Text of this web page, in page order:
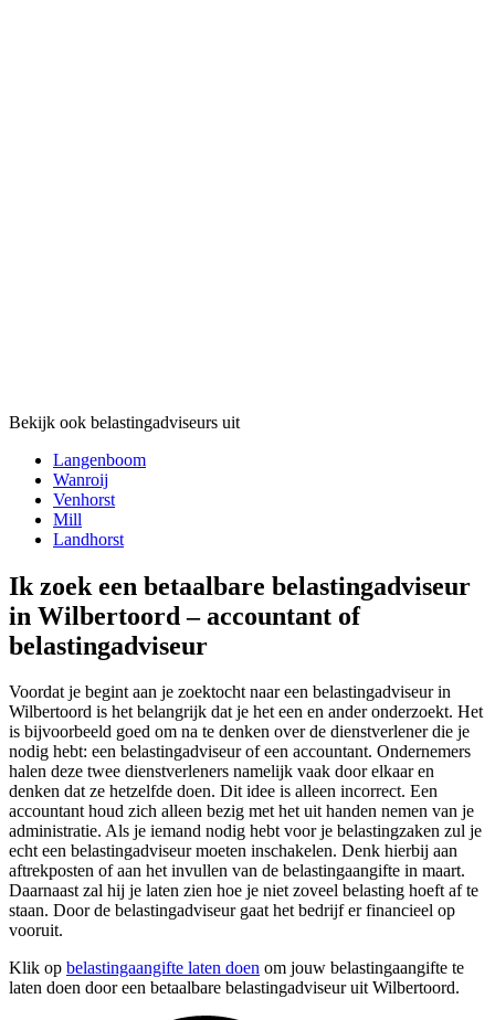
Bekijk ook belastingadviseurs uit
Langenboom
Wanroij
Venhorst
Mill
Landhorst
Ik zoek een betaalbare belastingadviseur
in Wilbertoord – accountant of
belastingadviseur
Voordat je begint aan je zoektocht naar een belastingadviseur in
Wilbertoord is het belangrijk dat je het een en ander onderzoekt. Het
is bijvoorbeeld goed om na te denken over de dienstverlener die je
nodig hebt: een belastingadviseur of een accountant. Ondernemers
halen deze twee dienstverleners namelijk vaak door elkaar en
denken dat ze hetzelfde doen. Dit idee is alleen incorrect. Een
accountant houd zich alleen bezig met het uit handen nemen van je
administratie. Als je iemand nodig hebt voor je belastingzaken zul je
echt een belastingadviseur moeten inschakelen. Denk hierbij aan
aftrekposten of aan het invullen van de belastingaangifte in maart.
Daarnaast zal hij je laten zien hoe je niet zoveel belasting hoeft af te
staan. Door de belastingadviseur gaat het bedrijf er financieel op
vooruit.
Klik op belastingaangifte laten doen om jouw belastingaangifte te
laten doen door een betaalbare belastingadviseur uit Wilbertoord.